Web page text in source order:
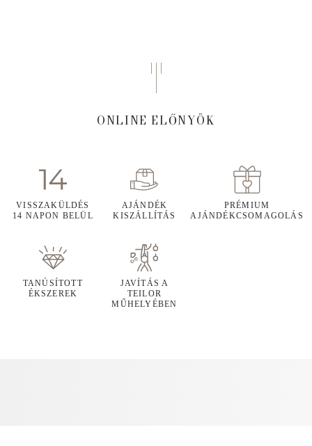
ONLINE ELŐNYÖK
VISSZAKÜLDÉS
14 NAPON BELÜL
AJÁNDÉK
KISZÁLLÍTÁS
PRÉMIUM
AJÁNDÉKCSOMAGOLÁS
TANÚSÍTOTT
ÉKSZEREK
JAVÍTÁS A
TEILOR
MŰHELYÉBEN